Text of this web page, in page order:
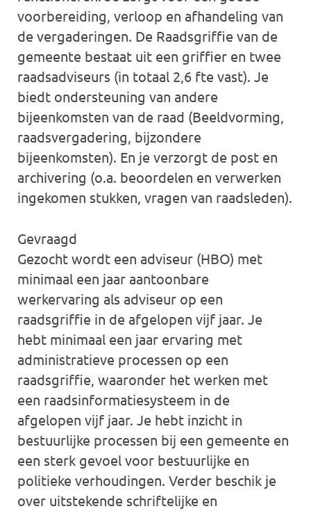
voorbereiding, verloop en afhandeling van
de vergaderingen. De Raadsgriffie van de
gemeente bestaat uit een griffier en twee
raadsadviseurs (in totaal 2,6 fte vast). Je
biedt ondersteuning van andere
bijeenkomsten van de raad (Beeldvorming,
raadsvergadering, bijzondere
bijeenkomsten). En je verzorgt de post en
archivering (o.a. beoordelen en verwerken
ingekomen stukken, vragen van raadsleden).
Gevraagd
Gezocht wordt een adviseur (HBO) met
minimaal een jaar aantoonbare
werkervaring als adviseur op een
raadsgriffie in de afgelopen vijf jaar. Je
hebt minimaal een jaar ervaring met
administratieve processen op een
raadsgriffie, waaronder het werken met
een raadsinformatiesysteem in de
afgelopen vijf jaar. Je hebt inzicht in
bestuurlijke processen bij een gemeente en
een sterk gevoel voor bestuurlijke en
politieke verhoudingen. Verder beschik je
over uitstekende schriftelijke en